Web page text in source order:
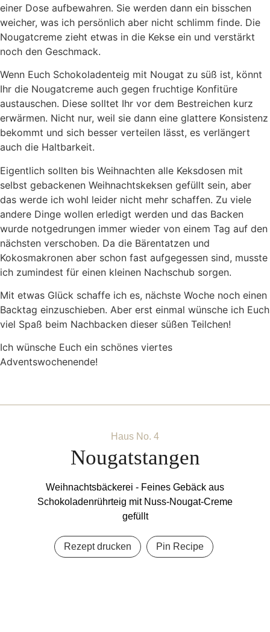
einer Dose aufbewahren. Sie werden dann ein bisschen
weicher, was ich persönlich aber nicht schlimm finde. Die
Nougatcreme zieht etwas in die Kekse ein und verstärkt
noch den Geschmack.
Wenn Euch Schokoladenteig mit Nougat zu süß ist, könnt
Ihr die Nougatcreme auch gegen fruchtige Konfitüre
austauschen. Diese solltet Ihr vor dem Bestreichen kurz
erwärmen. Nicht nur, weil sie dann eine glattere Konsistenz
bekommt und sich besser verteilen lässt, es verlängert
auch die Haltbarkeit.
Eigentlich sollten bis Weihnachten alle Keksdosen mit
selbst gebackenen Weihnachtskeksen gefüllt sein, aber
das werde ich wohl leider nicht mehr schaffen. Zu viele
andere Dinge wollen erledigt werden und das Backen
wurde notgedrungen immer wieder von einem Tag auf den
nächsten verschoben. Da die Bärentatzen und
Kokosmakronen aber schon fast aufgegessen sind, musste
ich zumindest für einen kleinen Nachschub sorgen.
Mit etwas Glück schaffe ich es, nächste Woche noch einen
Backtag einzuschieben. Aber erst einmal wünsche ich Euch
viel Spaß beim Nachbacken dieser süßen Teilchen!
Ich wünsche Euch ein schönes viertes
Adventswochenende!
Haus No. 4
Nougatstangen
Weihnachtsbäckerei - Feines Gebäck aus
Schokoladenrührteig mit Nuss-Nougat-Creme
gefüllt
Rezept drucken Pin Recipe